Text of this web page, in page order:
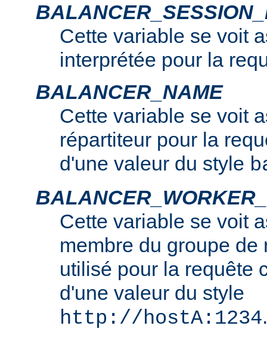
Cette variable se voit
interprétée pour la
BALANCER_NAME
Cette variable se voit
répartiteur pour la
d'une valeur du style
Cette variable se voit
membre du groupe
utilisé pour la requête
d'une valeur du style
http://hostA:1234.